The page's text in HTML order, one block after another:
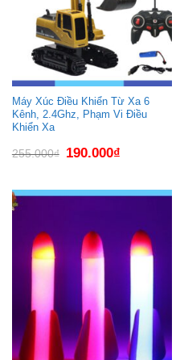
Máy Xúc Điều Khiển Từ Xa 6
Kênh, 2.4Ghz, Phạm Vi Điều
Khiển Xa
255.000₫
Giá
gốc
190.000₫Giá
hiện
190.000₫.